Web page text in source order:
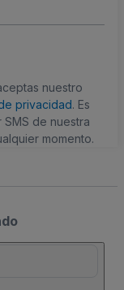
nuestro
privacidad. Es
de nuestra
momento.